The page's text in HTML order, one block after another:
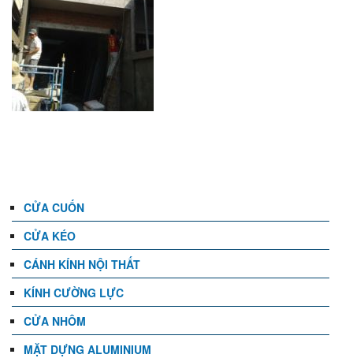
CỬA CUỐN
CỬA KÉO
CÁNH KÍNH NỘI THẤT
KÍNH CƯỜNG LỰC
CỬA NHÔM
MẶT DỰNG ALUMINIUM